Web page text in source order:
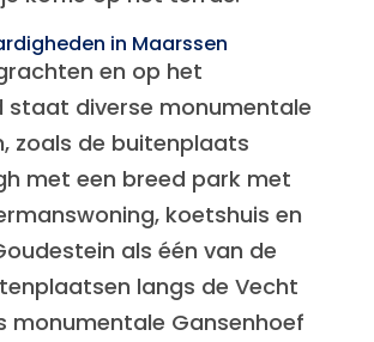
in Maarssen
en op het
staat diverse monumentale
zoals de buitenplaats
met een breed park met
koetshuis en
als één van de
langs de Vecht
monumentale Gansenhoef